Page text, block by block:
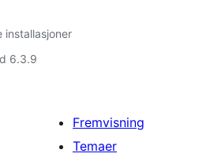
installasjoner
6.3.9
Fremvisning
Temaer